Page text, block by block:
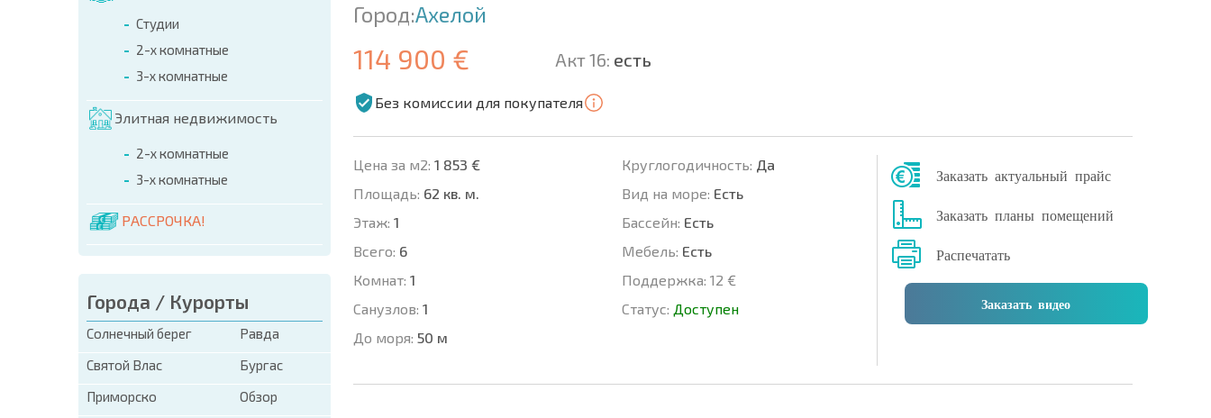
Студии
2-х комнатные
3-х комнатные
Элитная недвижимость
2-х комнатные
3-х комнатные
РАССРОЧКА!
Города / Курорты
Солнечный берег
Равда
Святой Влас
Бургас
Приморско
Обзор
Город:Ахелой
114 900 € Акт 16: есть
Без комиссии для покупателя
Цена за м2: 1 853 €
Площадь: 62 кв. м.
Этаж: 1
Всего: 6
Комнат: 1
Санузлов: 1
До моря: 50 м
Круглогодичность: Да
Вид на море: Есть
Басcейн: Есть
Мебель: Есть
Поддержка: 12 €
Статус: Доступен
Заказать актуальный прайс
Заказать планы помещений
Распечатать
Заказать видео